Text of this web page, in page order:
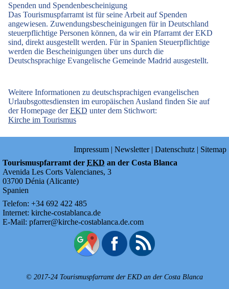
Spenden und Spendenbescheinigung
Das Tourismuspfarramt ist für seine Arbeit auf Spenden
angewiesen. Zuwendungsbescheinigungen für in Deutschland
steuerpflichtige Personen können, da wir ein Pfarramt der EKD
sind, direkt ausgestellt werden. Für in Spanien Steuerpflichtige
werden die Bescheinigungen über uns durch die
Deutschsprachige Evangelische Gemeinde Madrid ausgestellt.
Weitere Informationen zu deutschsprachigen evangelischen
Urlaubsgottesdiensten im europäischen Ausland finden Sie auf
der Homepage derEKD unter dem Stichwort:
Kirche im Tourismus
Impressum | Newsletter| Datenschutz | Sitemap
Tourismuspfarramt der EKD an der Costa Blanca
Avenida Les Corts Valencianes, 3
03700 Dénia (Alicante)
Spanien
Telefon: +34 692 422 485
Internet: kirche-costablanca.de
E-Mail: pfarrer@kirche-costablanca.de.com
© 2017-24 Tourismuspfarramt derEKD an der Costa Blanca